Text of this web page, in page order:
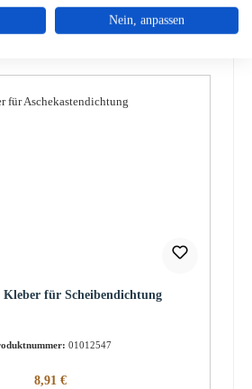
Kleber für Scheibendichtung
01012547
Regulärer Preis:
8,91 €
Nein, anpassen